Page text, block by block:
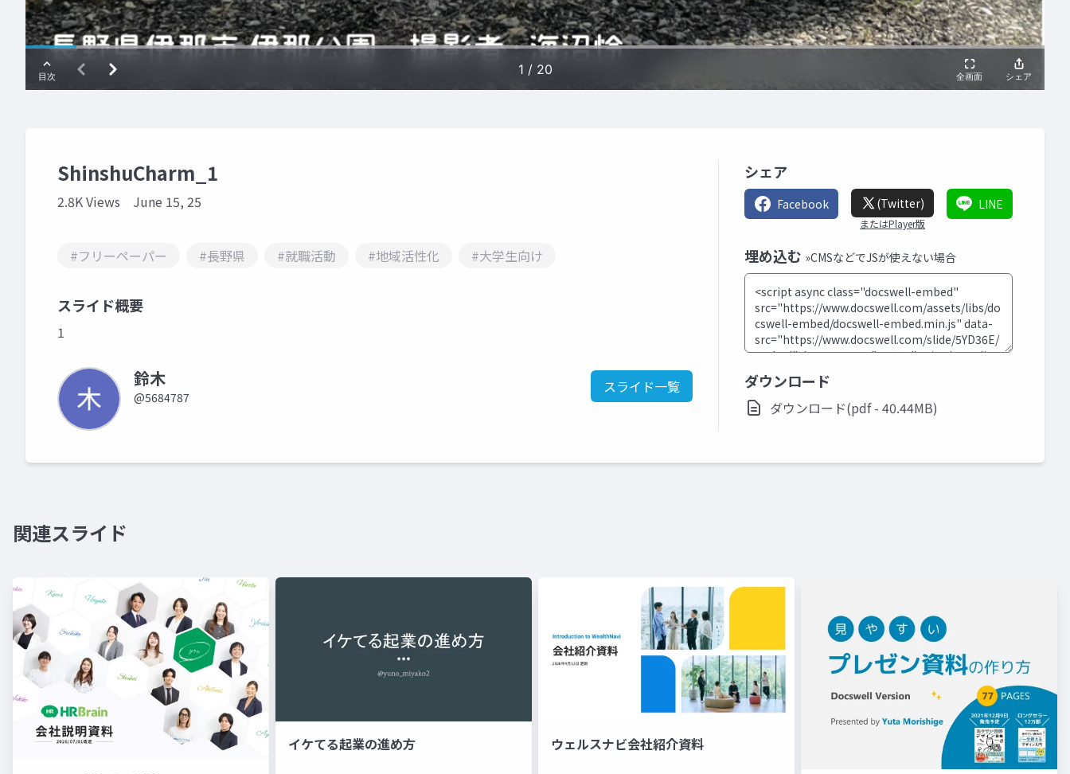
ShinshuCharm_1
2.8K Views June 15, 25
#フリーペーパー #長野県 #就職活動 #地域活性化 #大学生向け
スライド概要
1
鈴木
@5684787
スライド一覧
シェア
Facebook (Twitter)
またはPlayer版
LINE
埋め込む »CMSなどでJSが使えない場合
ダウンロード
ダウンロード(pdf - 40.44MB)
関連スライド
イケてる起業の進め方 ウェルスナビ会社紹介資料